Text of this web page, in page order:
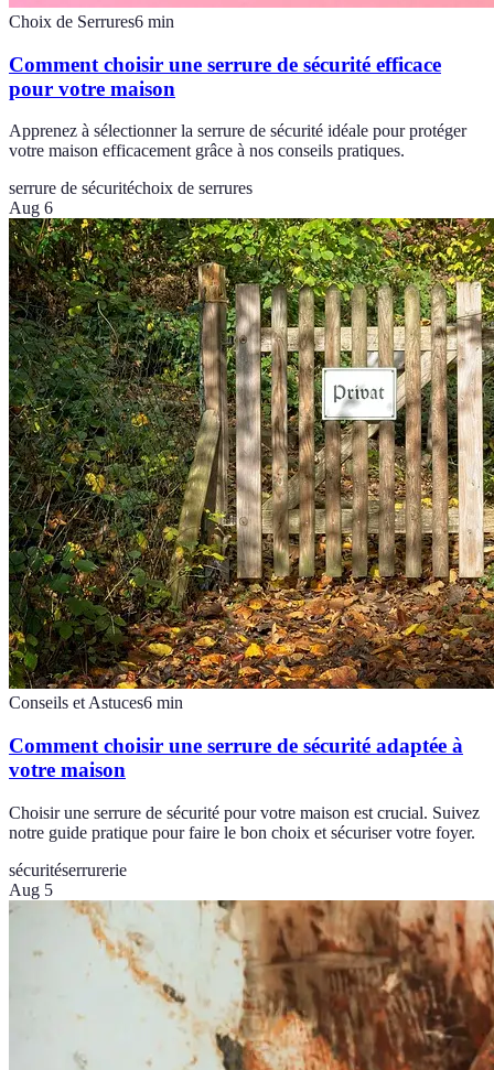
Choix de Serrures6 min
Comment choisir une serrure de sécurité efficace
pour votre maison
Apprenez à sélectionner la serrure de sécurité idéale pour protéger
votre maison efficacement grâce à nos conseils pratiques.
serrure de sécuritéchoix de serrures
Aug 6
Conseils et Astuces6 min
Comment choisir une serrure de sécurité adaptée à
votre maison
Choisir une serrure de sécurité pour votre maison est crucial. Suivez
notre guide pratique pour faire le bon choix et sécuriser votre foyer.
sécuritéserrurerie
Aug 5